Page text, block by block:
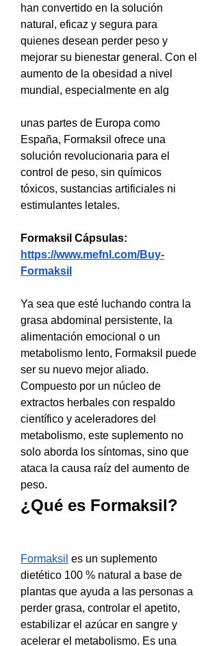
han convertido en la solución
natural, eficaz y segura para
quienes desean perder peso y
mejorar su bienestar general. Con el
aumento de la obesidad a nivel
mundial, especialmente en alg
unas partes de Europa como
España, Formaksil ofrece una
solución revolucionaria para el
control de peso, sin químicos
tóxicos, sustancias artificiales ni
estimulantes letales.
https://www.mefnl.com/Buy-
Formaksil
Ya sea que esté luchando contra la
grasa abdominal persistente, la
alimentación emocional o un
metabolismo lento, Formaksil puede
ser su nuevo mejor aliado.
Compuesto por un núcleo de
extractos herbales con respaldo
científico y aceleradores del
metabolismo, este suplemento no
solo aborda los síntomas, sino que
ataca la causa raíz del aumento de
peso.
¿Qué es Formaksil?
Formaksil es un suplemento
dietético 100 % natural a base de
plantas que ayuda a las personas a
perder grasa, controlar el apetito,
estabilizar el azúcar en sangre y
acelerar el metabolismo. Es una